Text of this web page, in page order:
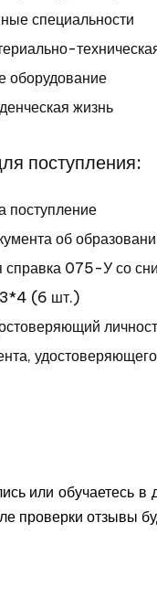
специальности
оборудование
жизнь
поступления:
поступление
об
справка 075-У со
3*4 (6 шт.)
или обучаетесь
проверки отзывы